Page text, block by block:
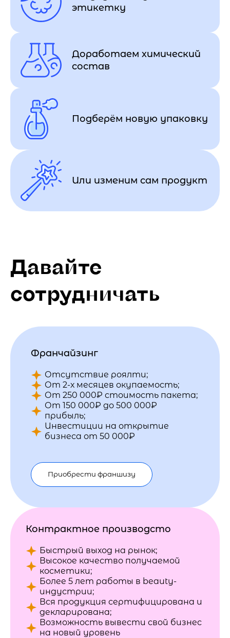
этикетку
Доработаем химический
состав
Подберём новую упаковку
Или изменим сам продукт
Давайте
сотрудничать
Франчайзинг
Отсутствие роялти;
От 2-х месяцев окупаемость;
От 250 000₽ стоимость пакета;
От 150 000₽ до 500 000₽
прибыль;
Инвестиции на открытие
бизнеса от 50 000₽
Приобрести франшизу
Контрактное производсто
Быстрый выход на рынок;
Высокое качество получаемой
косметики;
Более 5 лет работы в beauty-
индустрии;
Вся продукция сертифицирована и
декларирована;
Возможность вывести свой бизнес
на новый уровень